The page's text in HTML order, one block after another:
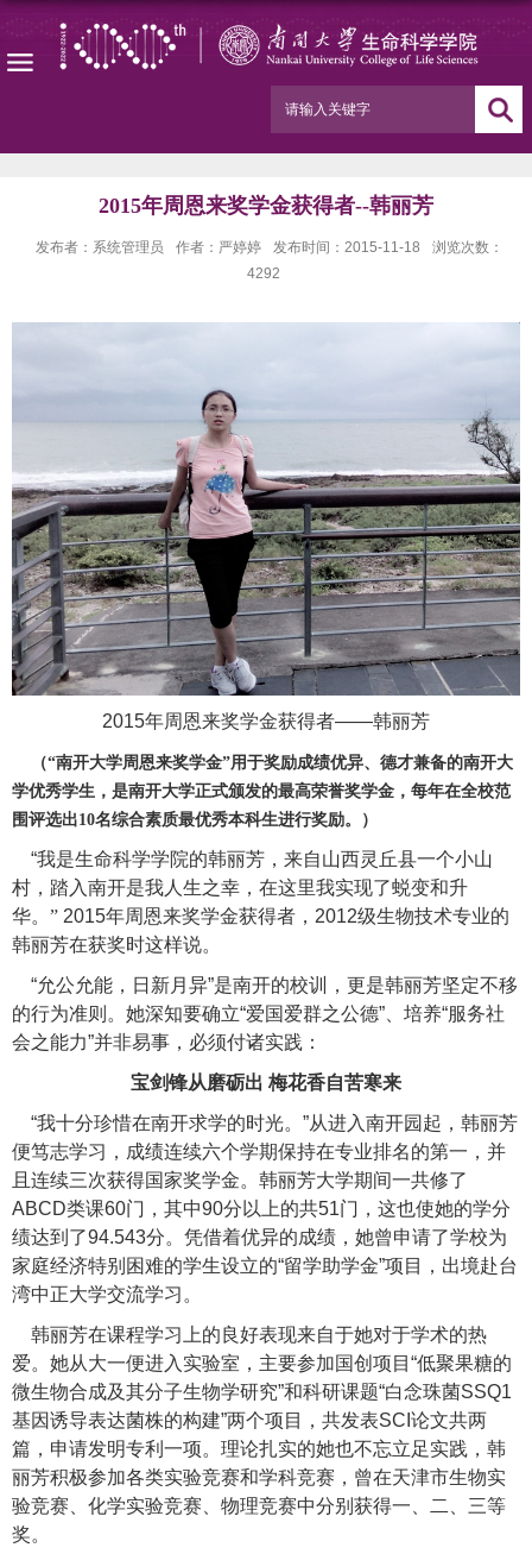
2015年周恩来奖学金获得者--韩丽芳
发布者：系统管理员 作者：严婷婷 发布时间：2015-11-18
浏览次数：
4292
2015年周恩来奖学金获得者――韩丽芳
（“南开大学周恩来奖学金”用于奖励成绩优异、德才兼备的南开大
学优秀学生，是南开大学正式颁发的最高荣誉奖学金，每年在全校范
围评选出10名综合素质最优秀本科生进行奖励。）
“我是生命科学学院的韩丽芳，来自山西灵丘县一个小山
村，踏入南开是我人生之幸，在这里我实现了蜕变和升
华。” 2015年周恩来奖学金获得者，2012级生物技术专业的
韩丽芳在获奖时这样说。
“允公允能，日新月异”是南开的校训，更是韩丽芳坚定不移
的行为准则。她深知要确立“爱国爱群之公德”、培养“服务社
会之能力”并非易事，必须付诸实践：
宝剑锋从磨砺出 梅花香自苦寒来
“我十分珍惜在南开求学的时光。”从进入南开园起，韩丽芳
便笃志学习，成绩连续六个学期保持在专业排名的第一，并
且连续三次获得国家奖学金。韩丽芳大学期间一共修了
ABCD类课60门，其中90分以上的共51门，这也使她的学分
绩达到了94.543分。凭借着优异的成绩，她曾申请了学校为
家庭经济特别困难的学生设立的“留学助学金”项目，出境赴台
湾中正大学交流学习。
韩丽芳在课程学习上的良好表现来自于她对于学术的热
爱。她从大一便进入实验室，主要参加国创项目“低聚果糖的
微生物合成及其分子生物学研究”和科研课题“白念珠菌SSQ1
基因诱导表达菌株的构建”两个项目，共发表SCI论文共两
篇，申请发明专利一项。理论扎实的她也不忘立足实践，韩
丽芳积极参加各类实验竞赛和学科竞赛，曾在天津市生物实
验竞赛、化学实验竞赛、物理竞赛中分别获得一、二、三等
奖。